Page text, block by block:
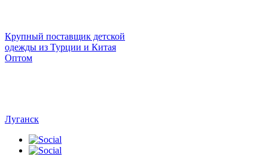
Крупный поставщик детской
одежды из Турции и Китая
Оптом
Луганск